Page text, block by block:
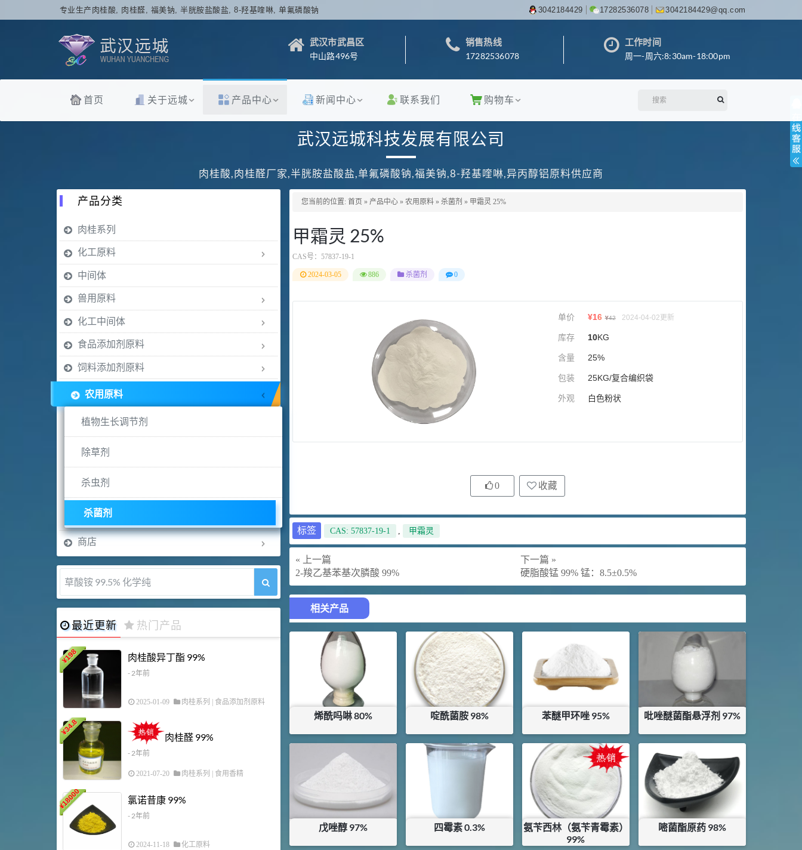
专业生产肉桂酸, 肉桂醛, 福美钠, 半胱胺盐酸盐, 8-羟基喹啉, 单氟磷酸钠 3042184429 17282536078 3042184429@qq.com
武汉市武昌区
中山路496号
销售热线
17282536078
工作时间
周一-周六:8:30am-18:00pm
首页 关于远城 产品中心 新闻中心 联系我们 购物车
武汉远城科技发展有限公司
肉桂酸,肉桂醛厂家,半胱胺盐酸盐,单氟磷酸钠,福美钠,8-羟基喹啉,异丙醇铝原料供应商
您当前的位置: 首页 » 产品中心 » 农用原料 » 杀菌剂 » 甲霜灵 25%
甲霜灵 25%
CAS号： 57837-19-1
2024-03-05 886 杀菌剂 0
单价 ¥16 ¥42 2024-04-02更新
库存 10KG
含量 25%
包装 25KG/复合编织袋
外观 白色粉状
0 收藏
标签 CAS: 57837-19-1 , 甲霜灵
« 上一篇
2-羧乙基苯基次膦酸 99%
下一篇 »
硬脂酸锰 99% 锰：8.5±0.5%
相关产品
烯酰吗啉 80%
¥74.5
库存：0.5
啶酰菌胺 98%
¥180
16KG
苯醚甲环唑 95%
¥260
库存：0.37KG
吡唑醚菌酯悬浮剂 97%
¥200
戊唑醇 97% 四霉素 0.3%
氨苄西林（氨苄青霉素）
99%
嘧菌酯原药 98%
产品分类
肉桂系列
化工原料
中间体
兽用原料
化工中间体
食品添加剂原料
饲料添加剂原料
农用原料
植物生长调节剂
除草剂
杀虫剂
杀菌剂
商店
5-甲氧基吲哚 98%
最近更新 热门产品
¥
198 肉桂酸异丁酯 99%
- 2年前
2025-01-09 肉桂系列 食品添加剂原料
¥
34.8
肉桂醛 99%
- 2年前
2021-07-20 肉桂系列 | 食用香精
¥
18000 氯诺昔康 99%
- 2年前
2024-11-18 化工原料
胍基乙酸 98%
浏览量 - 10w+
2021-05-25 饲料添加剂原料
浏览量 - 5.51w
2021-06-17
145 3 多效唑 90%
浏览量 - 4.4w
2021-07-07 植物生长调节剂